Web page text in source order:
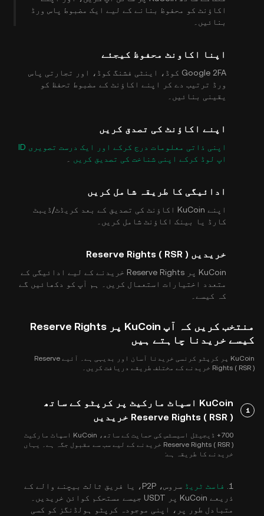
اکاؤنٹ کو محفوظ بنانے کے لیے ایک مضبوط پاس ورڈ
بنائیں۔
اپنا اکاونٹ محفوظ کیجئے
Google 2FA کوڈ، اینٹی فشنگ کوڈ، اور تجارتی پاس
ورڈ ترتیب دے کر اپنے اکاؤنٹ کے مضبوط تحفظ کو
یقینی بنائیں۔
اپنے اکاؤنٹ کی تصدق کریں
اپنی ذاتی معلومات درج کرکے اور ایک درست تصویری ID
اپ لوڈ کرکے اپنی شناخت کی تصدیق کریں
ادائیگی کا طریقہ شامل کریں
اپنے KuCoin اکاؤنٹ کی تصدیق کے بعد کریڈٹ/ڈیبٹ
کارڈ یا بینک اکاؤنٹ شامل کریں۔
خریدیں Reserve Rights ( RSR )
KuCoin پر Reserve Rights خریدنے کے لیے ادائیگی کے
متعدد اختیارات استعمال کریں۔ ہم آپ کو دکھائیں گے
کہ کیسے۔
منتخب کریں کہ آپ KuCoin پر Reserve Rights
کیسے خریدنا چاہتے ہیں
KuCoin پر کرپٹو کرنسی خریدنا آسان اور بدیہی ہے۔ آئیے Reserve
Rights ( RSR ) خریدنے کے مختلف طریقے دریافت کریں۔
1
KuCoin اسپاٹ مارکیٹ پر کرپٹو کے ساتھ
Reserve Rights ( RSR ) خریدیں
700+ ڈیجیٹل اسیسٹس کی حمایت کے ساتھ، KuCoin اسپاٹ مارکیٹ
Reserve Rights ( RSR ) خریدنے کے لیے سب سے مقبول جگہ ہے۔ یہاں
خریدنے کا طریقہ ہے:
1. فاسٹ ٹریڈ
سروس، P2P، یا فریق ثالث بیچنے والے کے
ذریعے KuCoin پر USDT جیسے مستحکم کوائن خریدیں۔
متبادل طور پر، اپنی موجودہ کرپٹو ہولڈنگز کو کسی